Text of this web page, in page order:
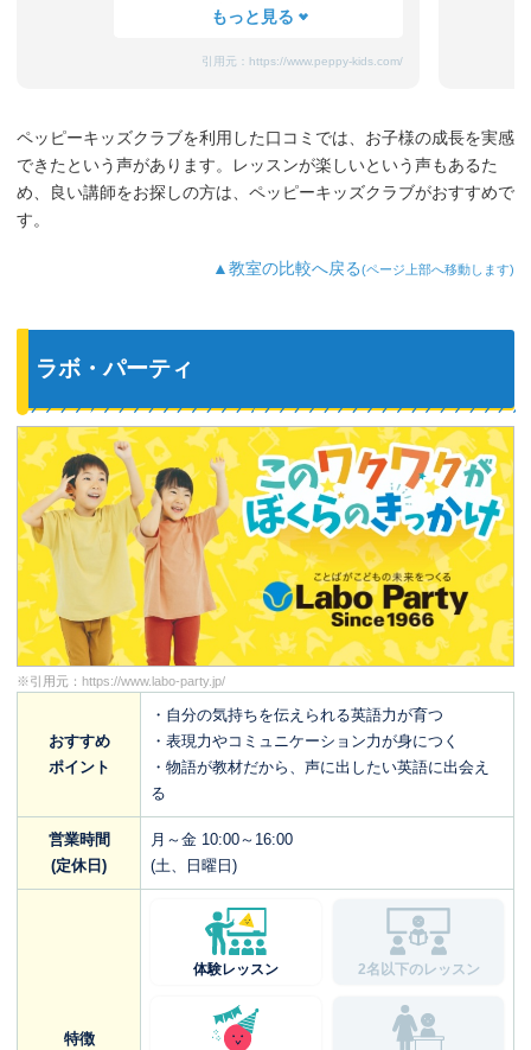
たまにママと離れるときに嫌がることも
れ、お迎えのときはいつも笑顔です。
3歳児を飽きさせない充実したレッスンだ
と思います。うちの子は特に歌やダンス
が好きなようで、よく「Hello～♪」と歌
ど、色んなものを英語で教えてくれるよ
うになり、英語が身についてきているの
引用元： https://www.peppy-kids.com/
ペッピーキッズクラブを利用した口コミでは、お子様の成長を実感
できたという声があります。レッスンが楽しいという声もあるた
め、良い講師をお探しの方は、ペッピーキッズクラブがおすすめで
す。
▲教室の比較へ戻る(ページ上部へ移動します)
ラボ・パーティ
※引用元： https://www.labo-party.jp/
おすすめ
ポイント
・自分の気持ちを伝えられる英語力が育つ
・表現力やコミュニケーション力が身につく
・物語が教材だから、声に出したい英語に出会え
る
営業時間
(定休日)
月～金 10:00～16:00
(土、日曜日)
特徴
体験レッスン 2名以下のレッスン